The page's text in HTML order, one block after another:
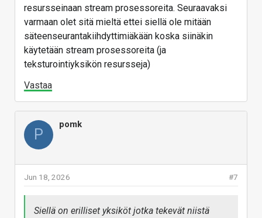
resursseinaan stream prosessoreita. Seuraavaksi
varmaan olet sitä mieltä ettei siellä ole mitään
säteenseurantakiihdyttimiäkään koska siinäkin
käytetään stream prosessoreita (ja
teksturointiyksikön resursseja)
Vastaa
P
pomk
#7
Jun 18, 2026
Siellä on erilliset yksiköt jotka tekevät niistä